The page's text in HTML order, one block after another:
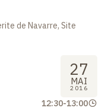
de Navarre, Site
27
MAI
2016
12:30-13:00